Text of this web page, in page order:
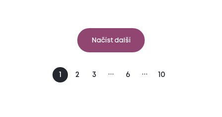
Načíst další
1 2 3 ... 6 ... 10